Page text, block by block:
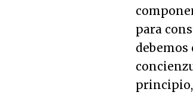
para
principio,